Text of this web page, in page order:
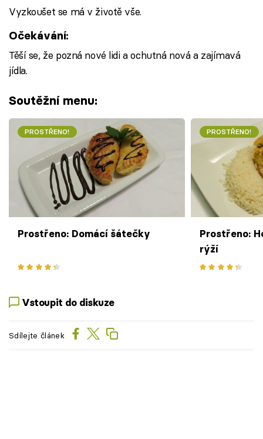
Vyzkoušet se má v životě vše.
Očekávání:
Těší se, že pozná nové lidi a ochutná nová a zajímavá
jídla.
Soutěžní menu:
PROSTŘENO!
Prostřeno: Domácí šátečky
PROSTŘENO!
Prostřeno:
rýží
Vstoupit do diskuze
Sdílejte článek